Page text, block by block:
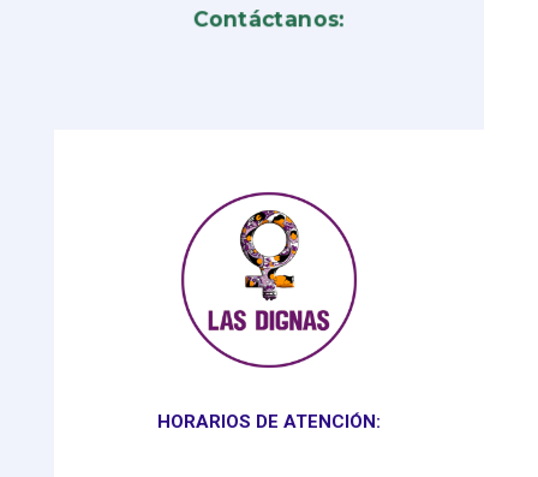
Contáctanos:
HORARIOS DE ATENCIÓN: